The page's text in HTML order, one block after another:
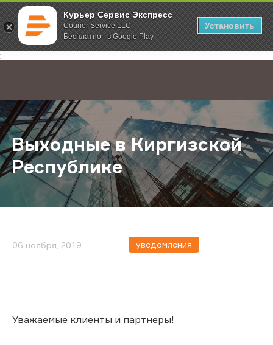
Курьер Сервис Экспресс
Courier Service LLC
Бесплатно - в Google Play
Установить
;
Главная О компании Новости Выходные в Киргизской
Выходные в Киргизской
Республике
06 ноября, 2019 уведомления
Уважаемые клиенты и партнеры!